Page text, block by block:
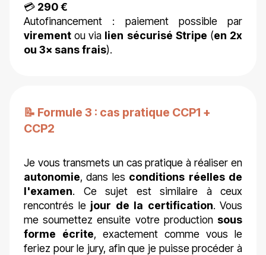
💳 290 €
Autofinancement : paiement possible par
virement ou via lien sécurisé Stripe (en 2x
ou 3× sans frais).
📝 Formule 3 : cas pratique CCP1 +
CCP2
Je vous transmets un cas pratique à réaliser en
autonomie, dans les conditions réelles de
l'examen. Ce sujet est similaire à ceux
rencontrés le jour de la certification. Vous
me soumettez ensuite votre production sous
forme écrite, exactement comme vous le
feriez pour le jury, afin que je puisse procéder à